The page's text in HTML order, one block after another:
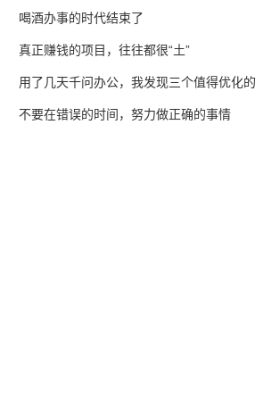
喝酒办事的时代结束了
真正赚钱的项目，往往都很“土”
用了几天千问办公，我发现三个值得优化
不要在错误的时间，努力做正确的事情